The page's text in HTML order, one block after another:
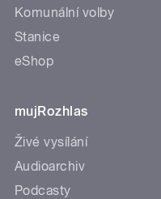
Komunální volby
Stanice
eShop
mujRozhlas
Živé vysílání
Audioarchiv
Podcasty